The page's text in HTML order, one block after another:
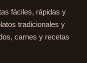
fáciles, rápidas y
tradicionales y
carnes y recetas